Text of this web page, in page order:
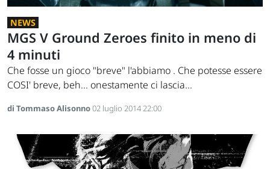
NEWS
MGS V Ground Zeroes finito in meno di
4 minuti
Che fosse un gioco "breve" l'abbiamo . Che potesse essere
COSI' breve, beh... onestamente ci lascia...
di Tommaso Alisonno02 luglio 2014 22:00